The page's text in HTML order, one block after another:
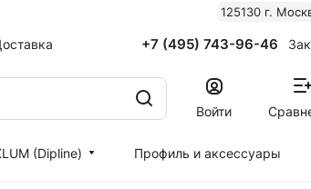
125130 г.
+7 (495) 743-96-46
Войти
(Dipline) Профиль и аксессуары